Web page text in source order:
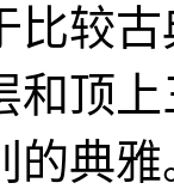
比较
和顶
的典雅